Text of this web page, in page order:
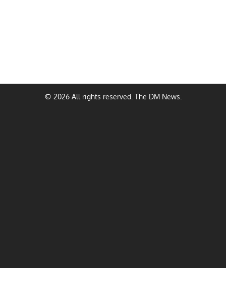
© 2026 All rights reserved. The DM News.